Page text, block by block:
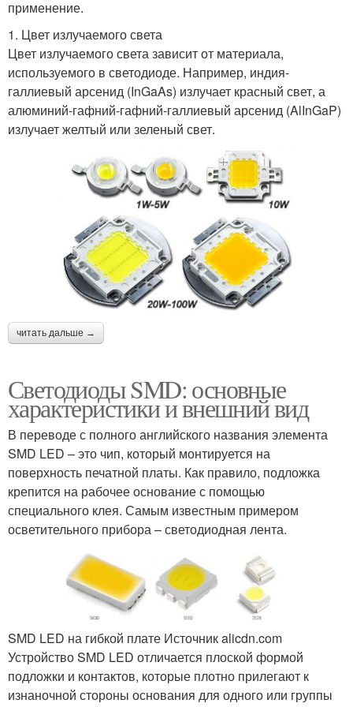
применение.
1. Цвет излучаемого света
Цвет излучаемого света зависит от материала,
используемого в светодиоде. Например, индия-
галлиевый арсенид (InGaAs) излучает красный свет, а
алюминий-гафний-гафний-галлиевый арсенид (AlInGaP)
излучает желтый или зеленый свет.
читать дальше →
Светодиоды SMD: основные
характеристики и внешний вид
В переводе с полного английского названия элемента
SMD LED – это чип, который монтируется на
поверхность печатной платы. Как правило, подложка
крепится на рабочее основание с помощью
специального клея. Самым известным примером
осветительного прибора – светодиодная лента.
SMD LED на гибкой плате Источник alicdn.com
Устройство SMD LED отличается плоской формой
подложки и контактов, которые плотно прилегают к
изнаночной стороны основания для одного или группы